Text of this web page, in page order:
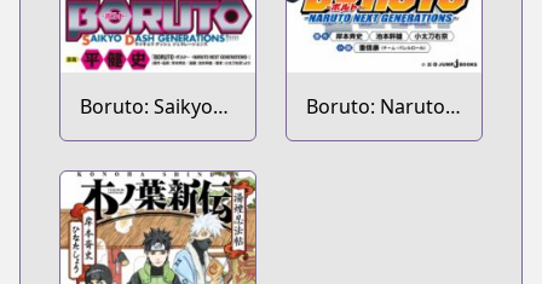
Boruto: Saikyo
Dash
Generations
Boruto: Naruto
Next